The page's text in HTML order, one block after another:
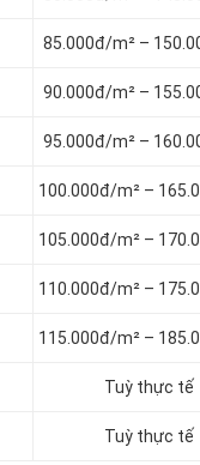
85.000đ/m² –
90.000đ/m² –
95.000đ/m² –
100.000đ/m² –
105.000đ/m² –
110.000đ/m² –
115.000đ/m² –
Tuỳ thực tế
Tuỳ thực tế